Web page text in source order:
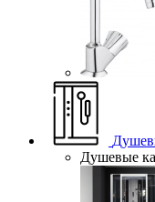
Душевые